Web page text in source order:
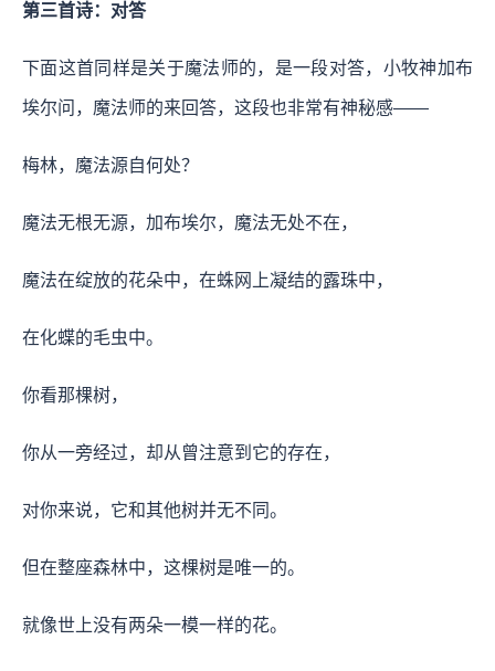
第三首诗：对答
下面这首同样是关于魔法师的，是一段对答，小牧神加布
埃尔问，魔法师的来回答，这段也非常有神秘感——
梅林，魔法源自何处？
魔法无根无源，加布埃尔，魔法无处不在，
魔法在绽放的花朵中，在蛛网上凝结的露珠中，
在化蝶的毛虫中。
你看那棵树，
你从一旁经过，却从曾注意到它的存在，
对你来说，它和其他树并无不同。
但在整座森林中，这棵树是唯一的。
就像世上没有两朵一模一样的花。